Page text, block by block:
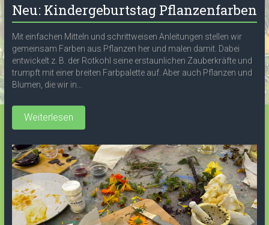
Neu: Kindergeburtstag Pflanzenfarben
Mit einfachen Mitteln und schrittweisen Anleitungen stellen wir
gemeinsam Farben aus Pflanzen her und malen damit. Dabei
entwickelt z. B. der Rotkohl seine erstaunlichen Zauberkräfte und
trumpft mit einer breiten Farbpalette auf. Aber auch Pflanzen und
Blumen, die wir in...
Weiterlesen